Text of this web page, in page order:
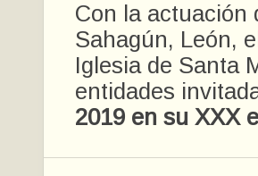
Con la actuación
Sahagún, León,
Iglesia de Santa
entidades
2019 en su XXX